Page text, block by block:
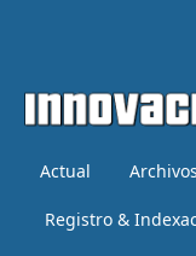
Actual Archivos
Registro &